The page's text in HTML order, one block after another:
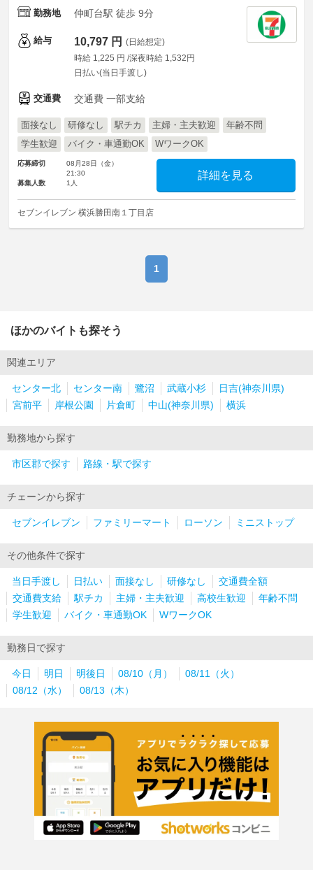
勤務地 仲町台駅 徒歩 9分
給与 10,797 円 (日給想定)
時給 1,225 円 /深夜時給 1,532円
日払い(当日手渡し)
交通費 交通費 一部支給
面接なし 研修なし 駅チカ 主婦・主夫歓迎
年齢不問
学生歓迎
バイク・車通勤OK WワークOK
応募締切
08月28日（金）
21:30
募集人数
1人
詳細を見る
セブンイレブン 横浜勝田南１丁目店
1
ほかのバイトも探そう
関連エリア
センター北 センター南 鷺沼 武蔵小杉
日吉(神奈川県)
宮前平
岸根公園 片倉町 中山(神奈川県) 横浜
勤務地から探す
市区郡で探す 路線・駅で探す
チェーンから探す
セブンイレブン ファミリーマート ローソン ミニストップ
その他条件で探す
当日手渡し 日払い 面接なし 研修なし
交通費全額
交通費支給
駅チカ 主婦・主夫歓迎 高校生歓迎
年齢不問
学生歓迎
バイク・車通勤OK WワークOK
勤務日で探す
今日 明日 明後日 08/10（月）
08/11（火）
08/12（水）
08/13（木）